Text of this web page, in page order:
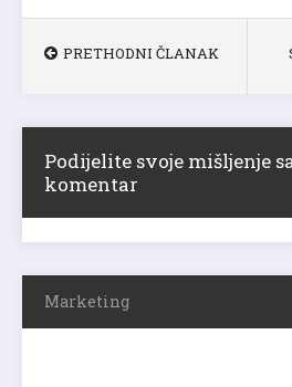
PRETHODNI ČLANAK
Podijelite svoje mišljenje
komentar
Marketing